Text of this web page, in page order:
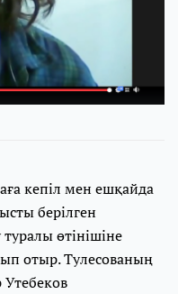
кепіл мен ешқайда
берілген
өтінішіне
отыр. Тулесованың